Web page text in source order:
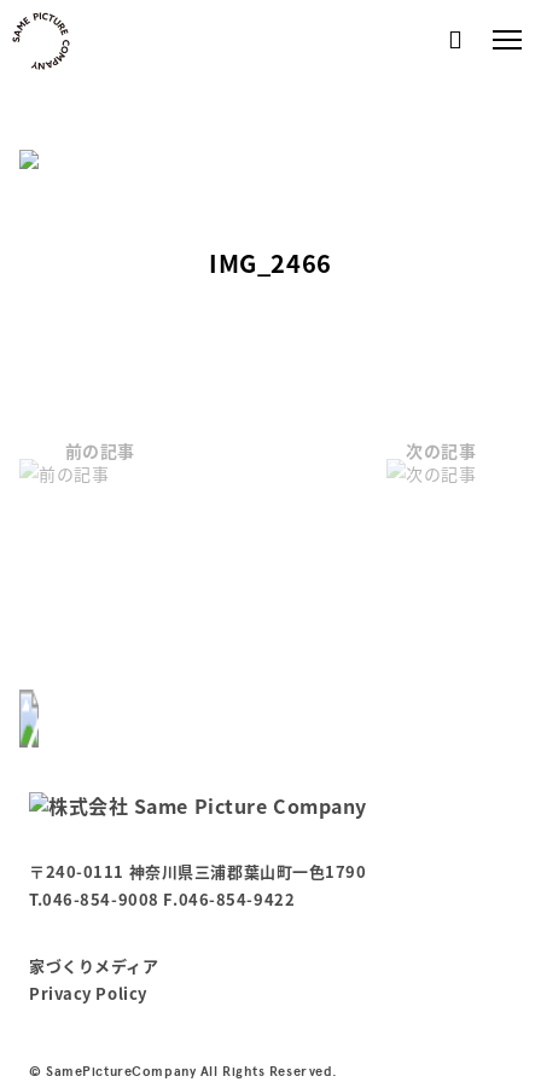
Skip
to
content
IMG_2466
前の記事 次の記事
〒240-0111 神奈川県三浦郡葉山町一色1790
T.046-854-9008 F.046-854-9422
家づくりメディア
Privacy Policy
©︎ SamePictureCompany All Rights Reserved.